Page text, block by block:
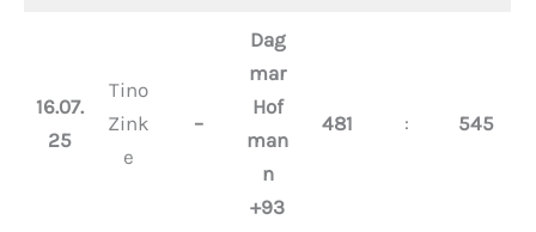
16.07.
25
Tino
Zink
e
–
Dag
mar
Hof
man
n
+93
481 : 545